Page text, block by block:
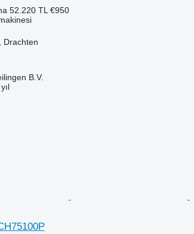
52.220 TL €950
Drachten
B.V.